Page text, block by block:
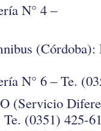
N° 4 –
N° 6 – Te.
(Servicio
(0351) 425-